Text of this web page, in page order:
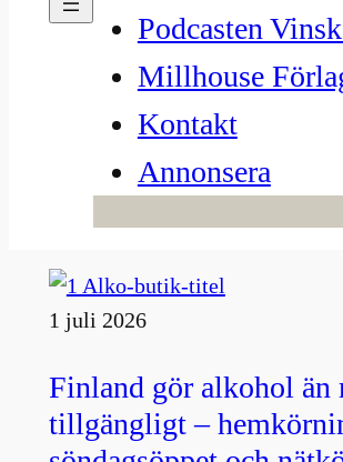
Podcasten
Millhouse
Kontakt
Annonsera
Fler nyheter
1 juli 2026
Finland gör alkohol än
tillgängligt –